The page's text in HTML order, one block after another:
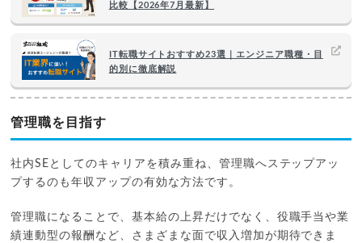
比較【2026年7月最新】
IT転職サイトおすすめ23選｜エンジニア職種・目
的別に徹底解説
管理職を目指す
社内SEとしてのキャリアを積み重ね、管理職へステップアッ
プするのも年収アップの有効な方法です。
管理職になることで、基本給の上昇だけでなく、役職手当や業
績連動型の報酬など、さまざまな面で収入増加が期待できま